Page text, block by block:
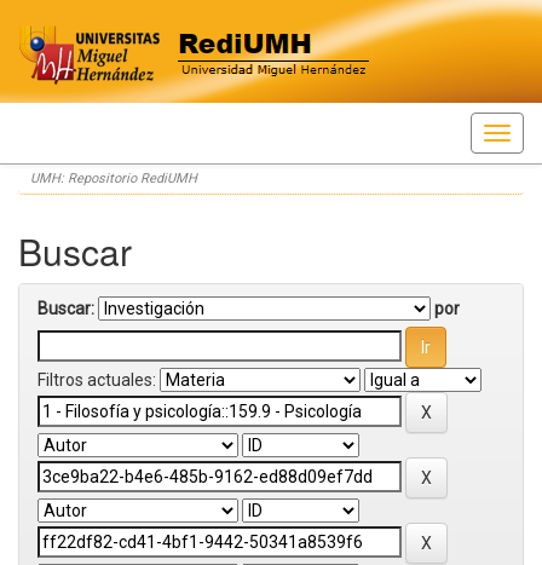
Skip
navigation
UMH: Repositorio RediUMH
Buscar
Buscar: por
Filtros actuales: